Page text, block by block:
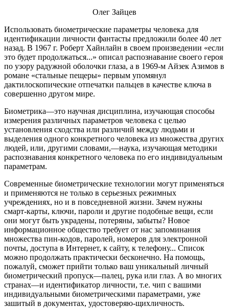
Олег Зайцев
Использовать биометрические параметры человека для
идентификации личности фантасты предложили более 40 лет
назад. В 1967 г. Роберт Хайнлайн в своем произведении «если
это будет продолжаться...» описал распознавание своего героя
по узору радужной оболочки глаза, а в 1969-м Айзек Азимов в
романе «стальные пещеры» первым упомянул
дактилоскопические отпечатки пальцев в качестве ключа в
совершенно другом мире.
Биометрика—это научная дисциплина, изучающая способы
измерения различных параметров человека с целью
установления сходства или различий между людьми и
выделения одного конкретного человека из множества других
людей, или, другими словами,—наука, изучающая методики
распознавания конкретного человека по его индивидуальным
параметрам.
Современные биометрические технологии могут применяться
и применяются не только в серьезных режимных
учреждениях, но и в повседневной жизни. Зачем нужны
смарт-карты, ключи, пароли и другие подобные вещи, если
они могут быть украдены, потеряны, забыты? Новое
информационное общество требует от нас запоминания
множества пин-кодов, паролей, номеров для электронной
почты, доступа в Интернет, к сайту, к телефону... Список
можно продолжать практически бесконечно. На помощь,
пожалуй, сможет прийти только ваш уникальный личный
биометрический пропуск—палец, рука или глаз. А во многих
странах—и идентификатор личности, т.е. чип с вашими
индивидуальными биометрическими параметрами, уже
зашитый в документах, удостоверяю-щихличность.